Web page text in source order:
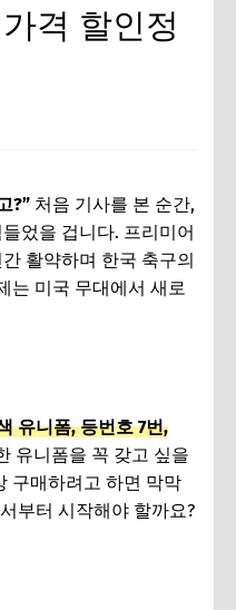
격 할인정
?” 처음 기사를 본 순간,
었을 겁니다. 프리미어
활약하며 한국 축구의
는 미국 무대에서 새로
유니폼, 등번호 7번,
유니폼을 꼭 갖고 싶을
구매하려고 하면 막막
부터 시작해야 할까요?